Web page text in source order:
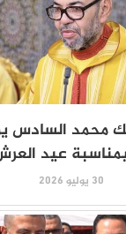
محمد السادس
عيد
30 يوليو 2026